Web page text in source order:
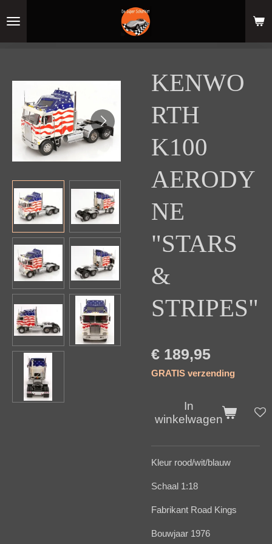
direct
naar
KENWO
RTH
K100
AERODY
NE
"STARS
&
STRIPES"
€ 189,95
GRATIS verzending
In
winkelwagen
Kleur rood/wit/blauw
Schaal 1:18
Fabrikant Road Kings
Bouwjaar 1976